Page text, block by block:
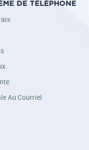
DE TÉLÉPHONE
Au Courriel